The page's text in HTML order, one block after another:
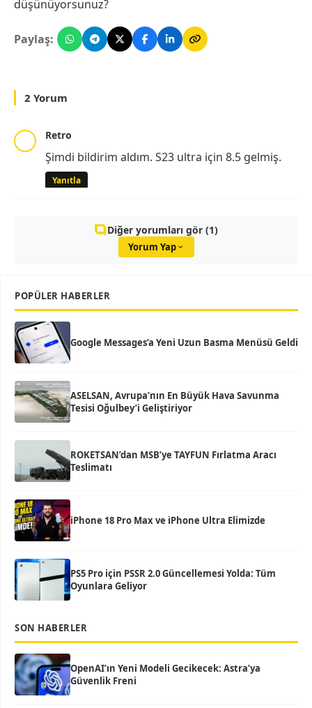
düşünüyorsunuz?
Paylaş:
2 Yorum
Retro
Şimdi bildirim aldım. S23 ultra için 8.5 gelmiş.
Yanıtla
Diğer yorumları gör (1)
Yorum Yap
POPÜLER HABERLER
Google Messages’a Yeni Uzun Basma Menüsü Geldi
ASELSAN, Avrupa’nın En Büyük Hava Savunma
Tesisi Oğulbey’i Geliştiriyor
ROKETSAN’dan MSB’ye TAYFUN Fırlatma Aracı
Teslimatı
iPhone 18 Pro Max ve iPhone Ultra Elimizde
PS5 Pro için PSSR 2.0 Güncellemesi Yolda: Tüm
Oyunlara Geliyor
SON HABERLER
OpenAI’ın Yeni Modeli Gecikecek: Astra’ya
Güvenlik Freni